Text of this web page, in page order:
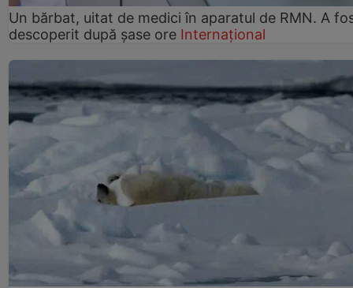
Un bărbat, uitat de medici în aparatul de RMN. A
descoperit după șase ore Internațional